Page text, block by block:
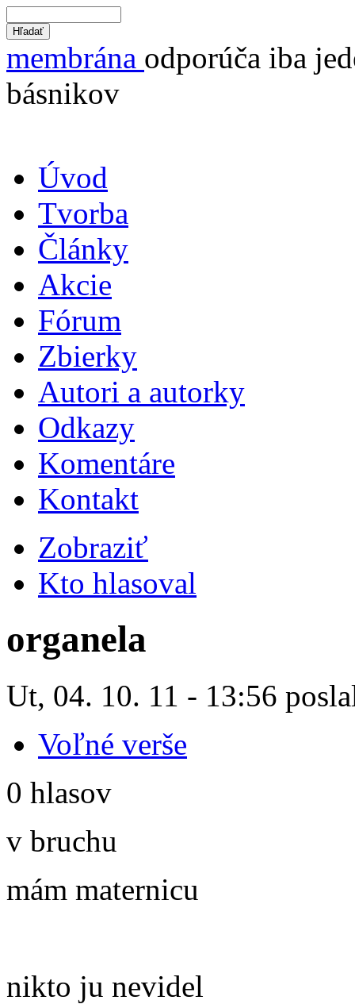
membrána odporúča iba
básnikov
Úvod
Tvorba
Články
Akcie
Fórum
Zbierky
Autori a autorky
Odkazy
Komentáre
Kontakt
Zobraziť
Kto hlasoval
organela
Ut, 04. 10. 11 - 13:56
Voľné verše
0 hlasov
v bruchu
mám maternicu
nikto ju nevidel